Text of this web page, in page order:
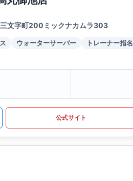
文字町200ミックナカムラ303
ウォーターサーバー
トレーナー指名
公式サイト